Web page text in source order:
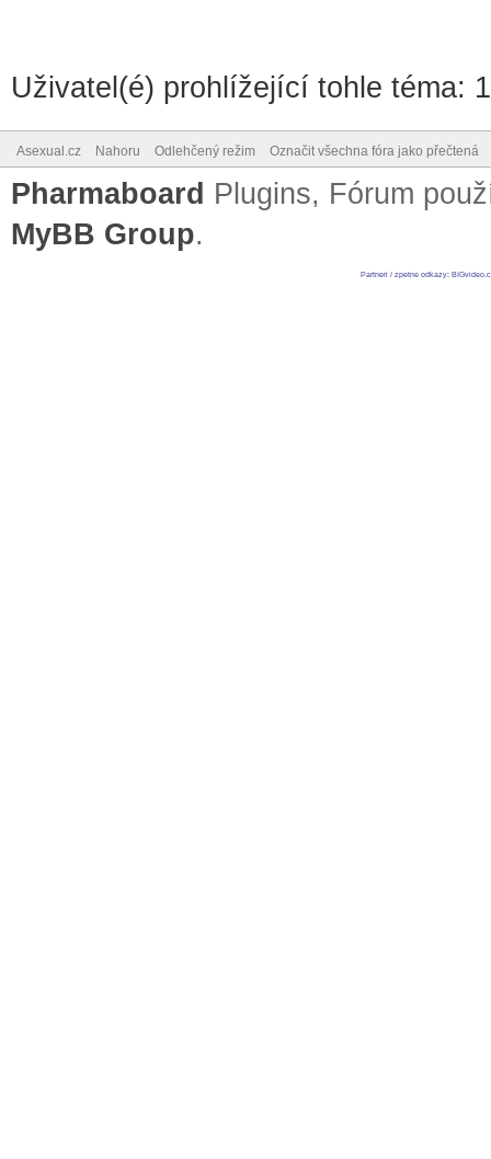
Uživatel(é) prohlížející tohle téma:
Asexual.cz Nahoru Odlehčený režim Označit všechna fóra jako přečtená
Pharmaboard Plugins, Fórum
MyBB Group.
Partneri / zpetne odkazy: